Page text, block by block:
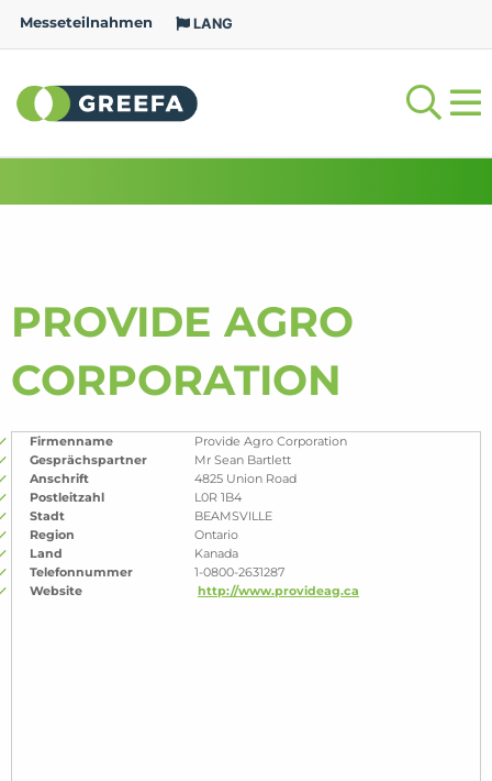
Messeteilnahmen LANG
PROVIDE AGRO
CORPORATION
Firmenname
Provide Agro Corporation
Gesprächspartner
Mr Sean Bartlett
Anschrift
4825 Union Road
Postleitzahl
L0R 1B4
Stadt
BEAMSVILLE
Region
Ontario
Land
Kanada
Telefonnummer
1-0800-2631287
Website
http://www.provideag.ca